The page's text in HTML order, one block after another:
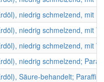
niedrig schmelzend, mit
niedrig schmelzend, mit
niedrig schmelzend, mit
niedrig schmelzend;
Säure-behandelt;